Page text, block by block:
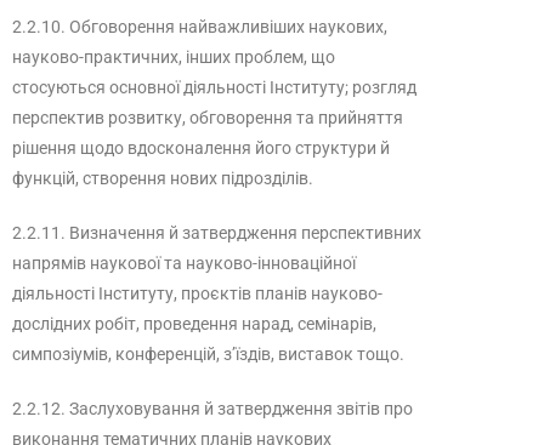
2.2.10. Обговорення найважливіших наукових,
науково-практичних, інших проблем, що
стосуються основної діяльності Інституту; розгляд
перспектив розвитку, обговорення та прийняття
рішення щодо вдосконалення його структури й
функцій, створення нових підрозділів.
2.2.11. Визначення й затвердження перспективних
напрямів наукової та науково-інноваційної
діяльності Інституту, проєктів планів науково-
дослідних робіт, проведення нарад, семінарів,
симпозіумів, конференцій, з’їздів, виставок тощо.
2.2.12. Заслуховування й затвердження звітів про
виконання тематичних планів наукових